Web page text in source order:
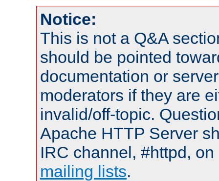
Notice:
This is not a Q&A
should be pointed
documentation or
moderators if they are
invalid/off-topic.
Apache HTTP Server
IRC channel, #httpd,
mailing lists.